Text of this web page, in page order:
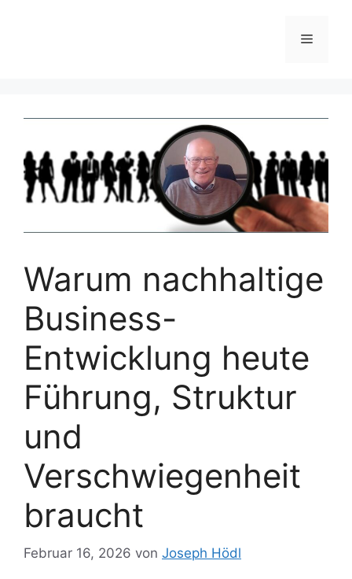
Menü
Warum nachhaltige
Business-
Entwicklung heute
Führung, Struktur
und
Verschwiegenheit
braucht
Februar 16, 2026 von Joseph Hödl